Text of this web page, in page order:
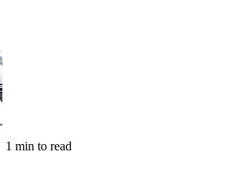
1 min to read